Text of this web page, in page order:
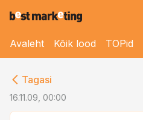
Avaleht Kõik lood TOPid
Tagasi
16.11.09, 00:00